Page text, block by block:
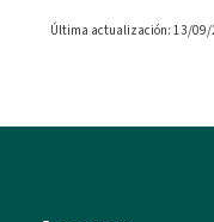
Última actualización: 13/09/